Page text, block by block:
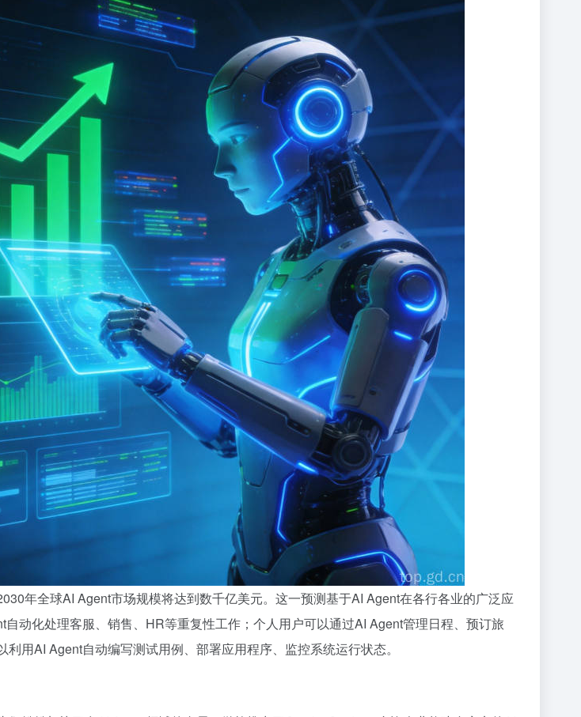
年全球AI Agent市场规模将达到数千亿美元。这一预测基于AI Agent在各行各业的广泛应
动化处理客服、销售、HR等重复性工作；个人用户可以通过AI Agent管理日程、预订旅
用AI Agent自动编写测试用例、部署应用程序、监控系统运行状态。